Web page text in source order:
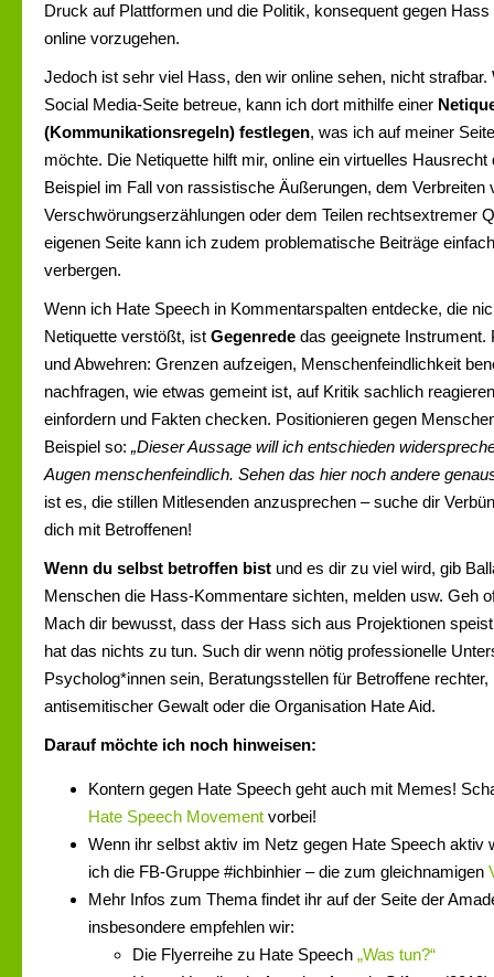
Druck auf Plattformen und die Politik, konsequent gegen
online vorzugehen.
Jedoch ist sehr viel Hass, den wir online sehen, nicht strafbar.
Social Media-Seite betreue, kann ich dort mithilfe einer
(Kommunikationsregeln) festlegen, was ich auf meiner
möchte. Die Netiquette hilft mir, online ein virtuelles
Beispiel im Fall von rassistische Äußerungen, dem Verbreiten
Verschwörungserzählungen oder dem Teilen rechtsextremer
eigenen Seite kann ich zudem problematische Beiträge
verbergen.
Wenn ich Hate Speech in Kommentarspalten entdecke, die
Netiquette verstößt, ist Gegenrede das geeignete Instrument.
und Abwehren: Grenzen aufzeigen, Menschenfeindlichkeit
nachfragen, wie etwas gemeint ist, auf Kritik sachlich
einfordern und Fakten checken. Positionieren gegen
Beispiel so: „Dieser Aussage will ich entschieden
Augen menschenfeindlich. Sehen das hier noch andere
ist es, die stillen Mitlesenden anzusprechen – suche dir
dich mit Betroffenen!
Wenn du selbst betroffen bist und es dir zu viel wird, gib
Menschen die Hass-Kommentare sichten, melden usw. Geh
Mach dir bewusst, dass der Hass sich aus Projektionen
hat das nichts zu tun. Such dir wenn nötig professionelle
Psycholog*innen sein, Beratungsstellen für Betroffene
antisemitischer Gewalt oder die Organisation Hate Aid.
Darauf möchte ich noch hinweisen:
Kontern gegen Hate Speech geht auch mit Memes!
Hate Speech Movement vorbei!
Wenn ihr selbst aktiv im Netz gegen Hate Speech aktiv
ich die FB-Gruppe #ichbinhier – die zum gleichnamigen
Mehr Infos zum Thema findet ihr auf der Seite der
insbesondere empfehlen wir:
Die Flyerreihe zu Hate Speech „Was tun?“